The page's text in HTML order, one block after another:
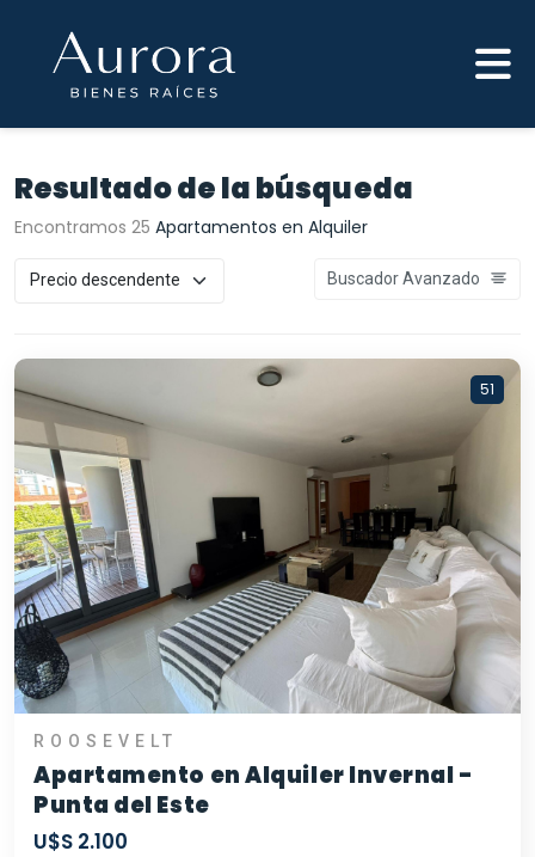
Resultado de la búsqueda
Encontramos 25 Apartamentos en Alquiler
Buscador Avanzado
51
ROOSEVELT
Apartamento en Alquiler Invernal -
Punta del Este
U$S 2.100